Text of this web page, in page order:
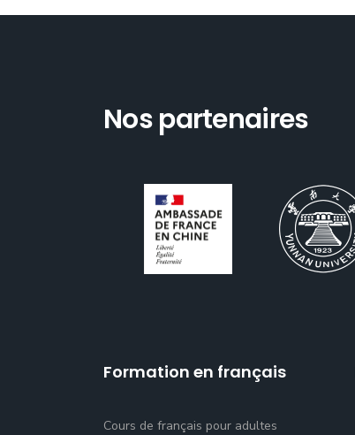
Nos partenaires
Formation en français
Cours de français pour adultes